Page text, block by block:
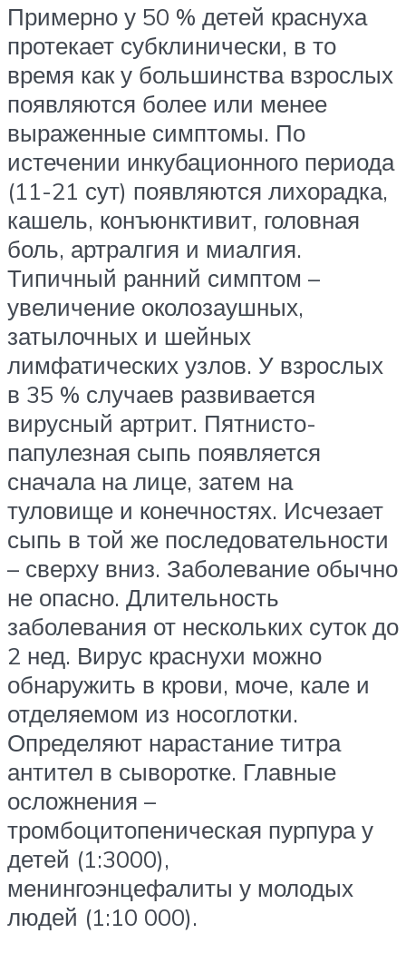
Примерно у 50 % детей краснуха
протекает субклинически, в то
время как у большинства взрослых
появляются более или менее
выраженные симптомы. По
истечении инкубационного периода
(11-21 сут) появляются лихорадка,
кашель, конъюнктивит, головная
боль, артралгия и миалгия.
Типичный ранний симптом –
увеличение околозаушных,
затылочных и шейных
лимфатических узлов. У взрослых
в 35 % случаев развивается
вирусный артрит. Пятнисто-
папулезная сыпь появляется
сначала на лице, затем на
туловище и конечностях. Исчезает
сыпь в той же последовательности
– сверху вниз. Заболевание обычно
не опасно. Длительность
заболевания от нескольких суток до
2 нед. Вирус краснухи можно
обнаружить в крови, моче, кале и
отделяемом из носоглотки.
Определяют нарастание титра
антител в сыворотке. Главные
осложнения –
тромбоцитопеническая пурпура у
детей (1:3000),
менингоэнцефалиты у молодых
людей (1:10 000).